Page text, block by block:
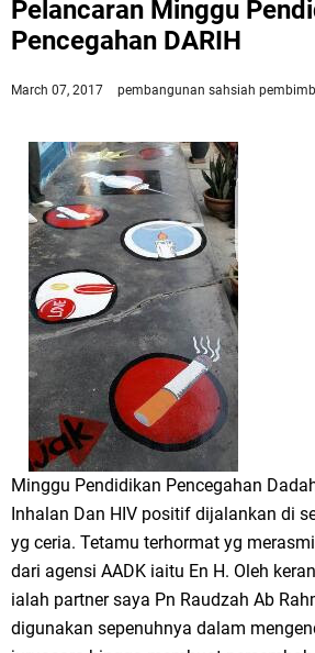
Pelancaran Minggu
Pencegahan DARIH
March 07, 2017 pembangunan sahsiah
Minggu Pendidikan Pencegahan
Inhalan Dan HIV positif dijalankan di
yg ceria. Tetamu terhormat yg
dari agensi AADK iaitu En H. Oleh
ialah partner saya Pn Raudzah Ab
digunakan sepenuhnya dalam